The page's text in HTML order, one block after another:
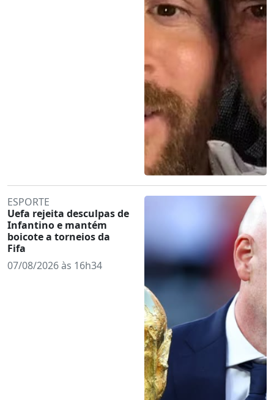
ESPORTE
Uefa rejeita desculpas de
Infantino e mantém
boicote a torneios da
Fifa
07/08/2026 às 16h34